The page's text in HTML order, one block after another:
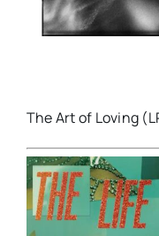
The Art of Loving